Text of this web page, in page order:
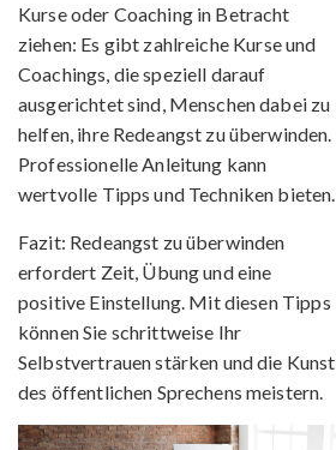
Kurse oder Coaching in Betracht
ziehen: Es gibt zahlreiche Kurse und
Coachings, die speziell darauf
ausgerichtet sind, Menschen dabei zu
helfen, ihre Redeangst zu überwinden.
Professionelle Anleitung kann
wertvolle Tipps und Techniken bieten.
Fazit: Redeangst zu überwinden
erfordert Zeit, Übung und eine
positive Einstellung. Mit diesen Tipps
können Sie schrittweise Ihr
Selbstvertrauen stärken und die Kunst
des öffentlichen Sprechens meistern.